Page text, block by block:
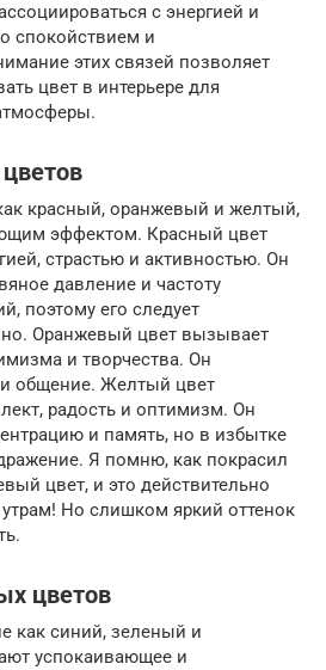
с энергией и
спокойствием и
этих связей позволяет
цвет в интерьере для
красный, оранжевый и желтый,
эффектом. Красный цвет
страстью и активностью. Он
давление и частоту
поэтому его следует
Оранжевый цвет вызывает
и творчества. Он
и общение. Желтый цвет
радость и оптимизм. Он
и память, но в избытке
Я помню, как покрасил
цвет, и это действительно
Но слишком яркий оттенок
цветов
как синий, зеленый и
успокаивающее и